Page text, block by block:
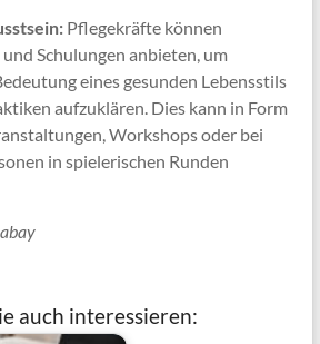
Pflegekräfte können
Schulungen anbieten, um
eines gesunden Lebensstils
aufzuklären. Dies kann in Form
Workshops oder bei
in spielerischen Runden
auch interessieren: